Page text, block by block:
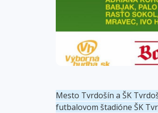
Mesto Tvrdošín a ŠK
futbalovom štadióne ŠK